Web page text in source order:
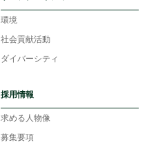
環境
社会貢献活動
ダイバーシティ
採用情報
求める人物像
募集要項